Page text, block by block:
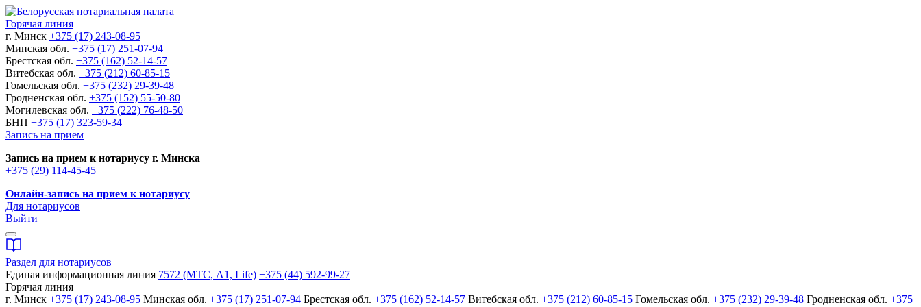
Горячая линия
г. Минск +375 (17) 243-08-95
Минская обл. +375 (17) 251-07-94
Брестская обл. +375 (162) 52-14-57
Витебская обл. +375 (212) 60-85-15
Гомельская обл. +375 (232) 29-39-48
Гродненская обл. +375 (152) 55-50-80
Могилевская обл. +375 (222) 76-48-50
БНП +375 (17) 323-59-34
Запись на прием
Запись на прием к нотариусу г. Минска
+375 (29) 114-45-45
Онлайн-запись на прием к нотариусу
Для нотариусов
Выйти
Раздел для нотариусов
Единая информационная линия 7572 (МТС, A1, Life) +375 (44) 592-99-27
Горячая линия
г. Минск +375 (17) 243-08-95 Минская обл. +375 (17) 251-07-94 Брестская обл. +375 (162) 52-14-57 Витебская обл. +375 (212) 60-85-15 Гомельская обл. +375 (232) 29-39-48 Гродненская обл. +375